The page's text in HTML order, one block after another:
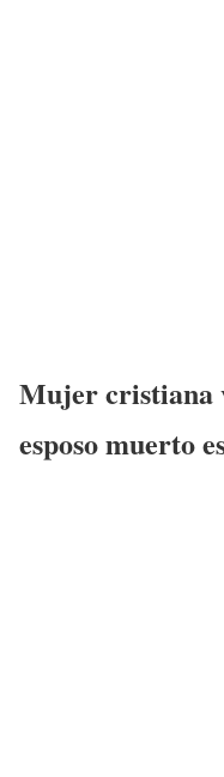
Mujer cristiana
esposo muerto